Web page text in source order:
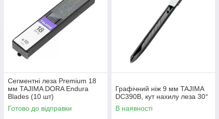
Сегментні леза Premium 18
мм TAJIMA DORA Endura
Blades (10 шт)
Готово до відправки
Графічний ніж 9 мм TAJIMA
DC390B, кут нахилу леза 30°
В наявності